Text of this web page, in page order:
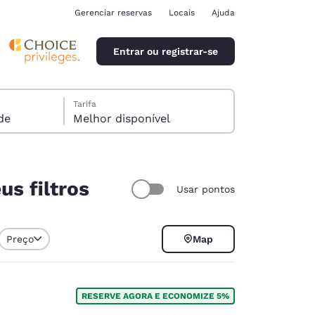
Gerenciar reservas Locais Ajuda
Entrar ou registrar-se
Tarifa
Melhor disponível
filtros Usar pontos
Preço Map
RESERVE AGORA E ECONOMIZE 5%